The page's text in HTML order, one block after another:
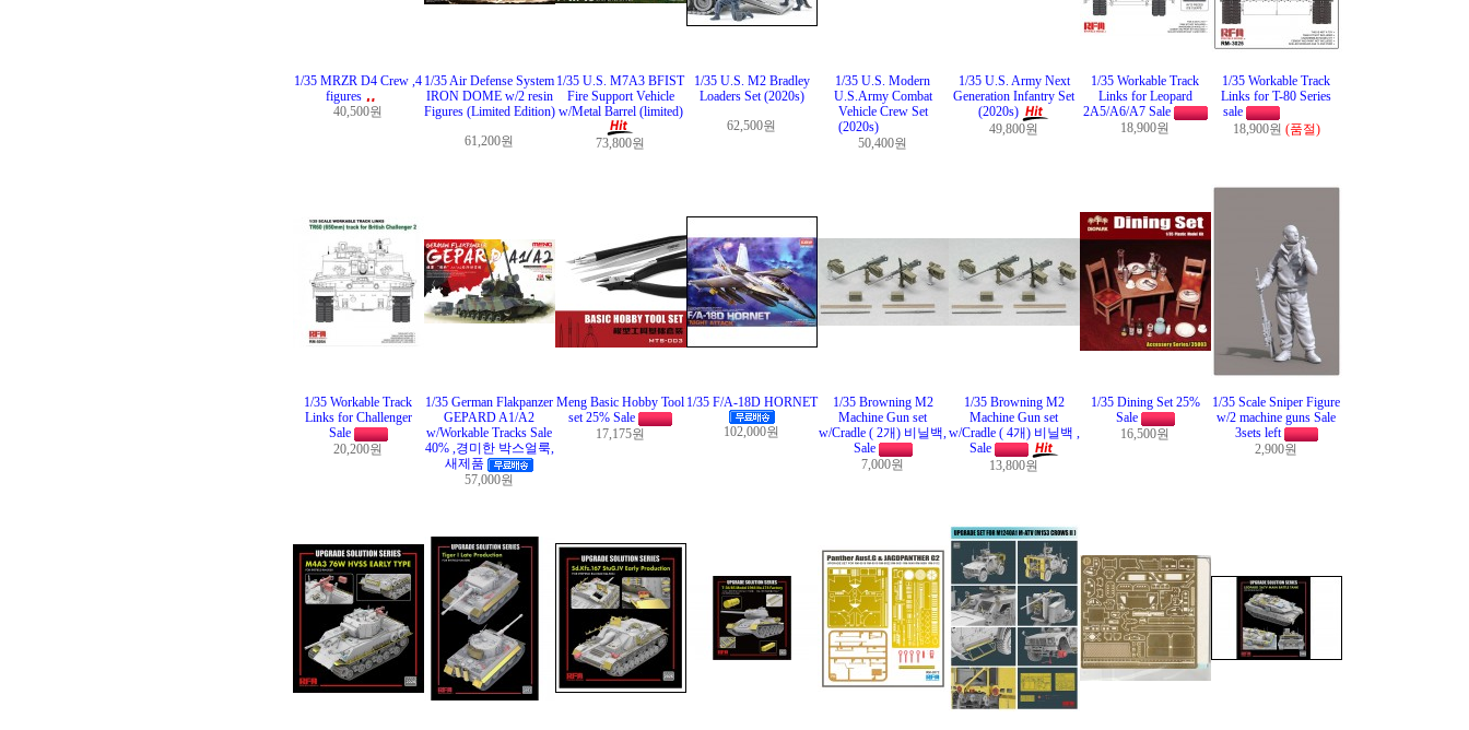
1/35 MRZR D4 Crew ,4
figures
40,500원
1/35 Air Defense System
IRON DOME w/2 resin
Figures (Limited Edition)
61,200원
1/35 U.S. M7A3 BFIST
Fire Support Vehicle
w/Metal Barrel (limited)
73,800원
1/35 U.S. M2 Bradley
Loaders Set (2020s)
62,500원
1/35 U.S. Modern
U.S.Army Combat
Vehicle Crew Set
(2020s)
50,400원
1/35 U.S. Army Next
Generation Infantry Set
(2020s)
49,800원
1/35 Workable Track
Links for Leopard
2A5/A6/A7 Sale
18,900원
1/35 Workable Track
Links for T-80 Series
sale
18,900원 (품절)
1/35 Workable Track
Links for Challenger
Sale
20,200원
1/35 German Flakpanzer
GEPARD A1/A2
w/Workable Tracks Sale
40% ,경미한 박스얼룩,
새제품
57,000원
Meng Basic Hobby Tool
set 25% Sale
17,175원
1/35 F/A-18D HORNET
102,000원
1/35 Browning M2
Machine Gun set
w/Cradle ( 2개) 비닐백,
Sale
7,000원
1/35 Browning M2
Machine Gun set
w/Cradle ( 4개) 비닐백 ,
Sale
13,800원
1/35 Dining Set 25%
Sale
16,500원
1/35 Scale Sniper Figure
w/2 machine guns Sale
3sets left
2,900원